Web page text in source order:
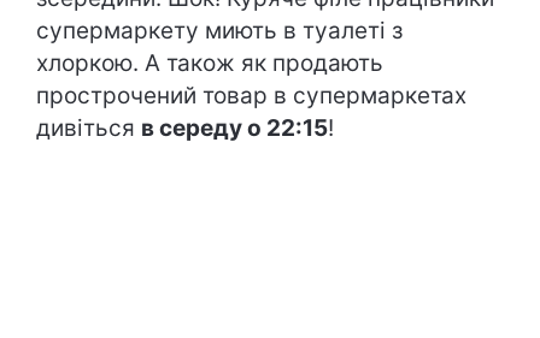
супермаркету миють в туалеті з
хлоркою. А також як продають
прострочений товар в супермаркетах
дивіться в середу о 22:15!